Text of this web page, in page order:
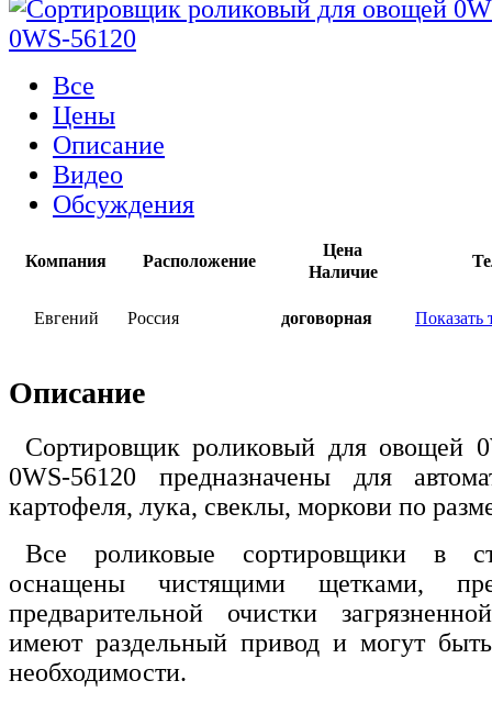
Все
Цены
Описание
Видео
Обсуждения
Компания Расположение
Цена
Наличие
Евгений Россия договорная Показать
Описание
Сортировщик роликовый для овощей
0WS-56120 предназначены для
картофеля, лука, свеклы, моркови по
Все роликовые сортировщики в
оснащены чистящими щетками,
предварительной очистки
имеют раздельный привод и могут
необходимости.